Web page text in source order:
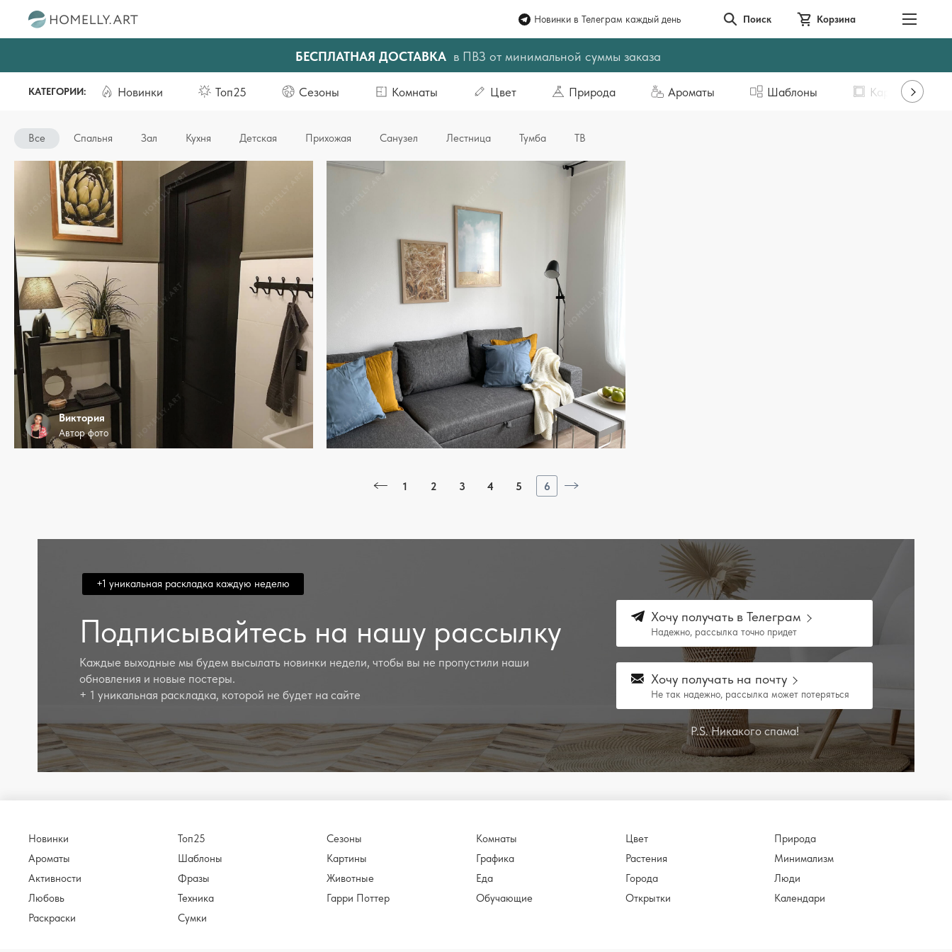
Новинки в Телеграм каждый день Поиск Корзина
БЕСПЛАТНАЯ ДОСТАВКА в ПВЗ от минимальной суммы заказа
КАТЕГОРИИ: Новинки Топ25 Сезоны Комнаты Цвет Природа Ароматы Шаблоны Картины
Все Спальня Зал Кухня Детская Прихожая Санузел Лестница Тумба ТВ
Виктория
Автор фото
1 2 3 4 5 6
+1 уникальная раскладка каждую неделю
Подписывайтесь на нашу рассылку
Каждые выходные мы будем высылать новинки недели, чтобы вы не пропустили наши
обновления и новые постеры.
+ 1 уникальная раскладка, которой не будет на сайте
Хочу получать в Телеграм
Надежно, рассылка точно придет
Хочу получать на почту
Не так надежно, рассылка может потеряться
P.S. Никакого спама!
Новинки Топ25 Сезоны Комнаты Цвет
Природа
Ароматы
Шаблоны Картины Графика Растения
Минимализм
Активности
Фразы Животные Еда Города
Люди
Любовь
Техника Гарри Поттер Обучающие Открытки
Календари
Раскраски
Сумки